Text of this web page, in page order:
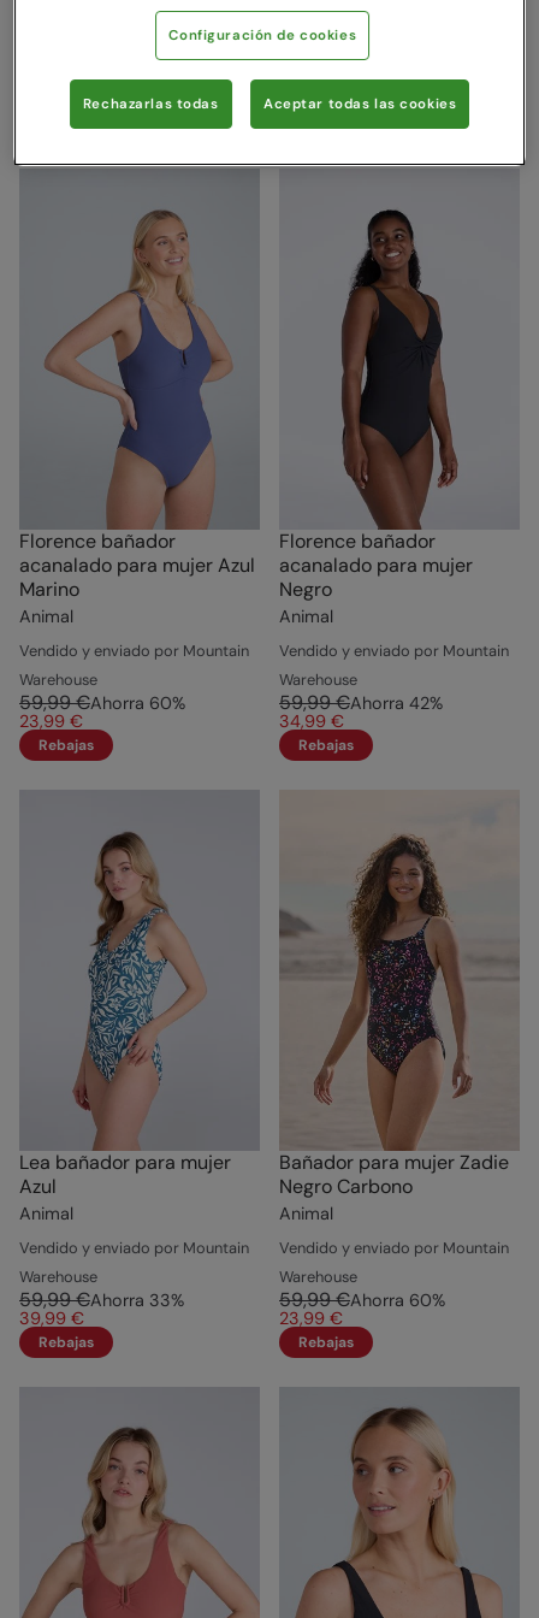
Vendido y enviado por Mountain
24,99 €Ahorra 60%
Rebajas
32,99 €Ahorra
19,99 €
Rebajas
Florence bañador
acanalado para mujer Azul
Marino
Animal
Vendido y enviado por Mountain
Warehouse
59,99 €Ahorra 60%
23,99 €
Rebajas
Florence bañador
acanalado para mujer
Negro
Animal
Vendido y enviado por Mountain
Warehouse
59,99 €Ahorra 42%
34,99 €
Rebajas
Lea bañador para mujer
Azul
Animal
Vendido y enviado por Mountain
Warehouse
59,99 €Ahorra 33%
39,99 €
Rebajas
Bañador para mujer Zadie
Negro Carbono
Animal
Vendido y enviado por Mountain
Warehouse
59,99 €Ahorra 60%
23,99 €
Rebajas
Configuración de cookies
Rechazarlas todas Aceptar todas las cookies